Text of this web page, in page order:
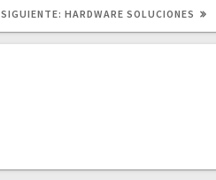
SIGUIENTE: SIGUIENTE
HARDWARE SOLUCIONES